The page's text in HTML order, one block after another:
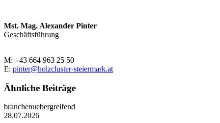
Mst. Mag. Alexander Pinter
Geschäftsführung
M: +43 664 963 25 50
E: pinter@holzcluster-steiermark.at
Ähnliche Beiträge
branchenuebergreifend
28.07.2026